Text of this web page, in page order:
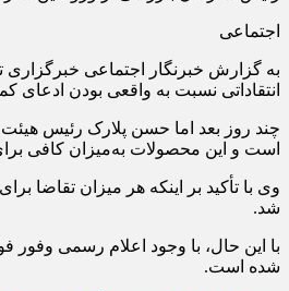
اجتماعی
به گزارش خبرنگار اجتماعی خبرگزاری
انتقاداتی نسبت به واقعی بودن ادعای
چند روز بعد اما حسن پلارک رئیس هیئت
است و این محصولات به‌میزان کافی
وی با تأکید بر اینکه هر میزان
شد.
با این حال، با وجود اعلام رسمی
شده است.